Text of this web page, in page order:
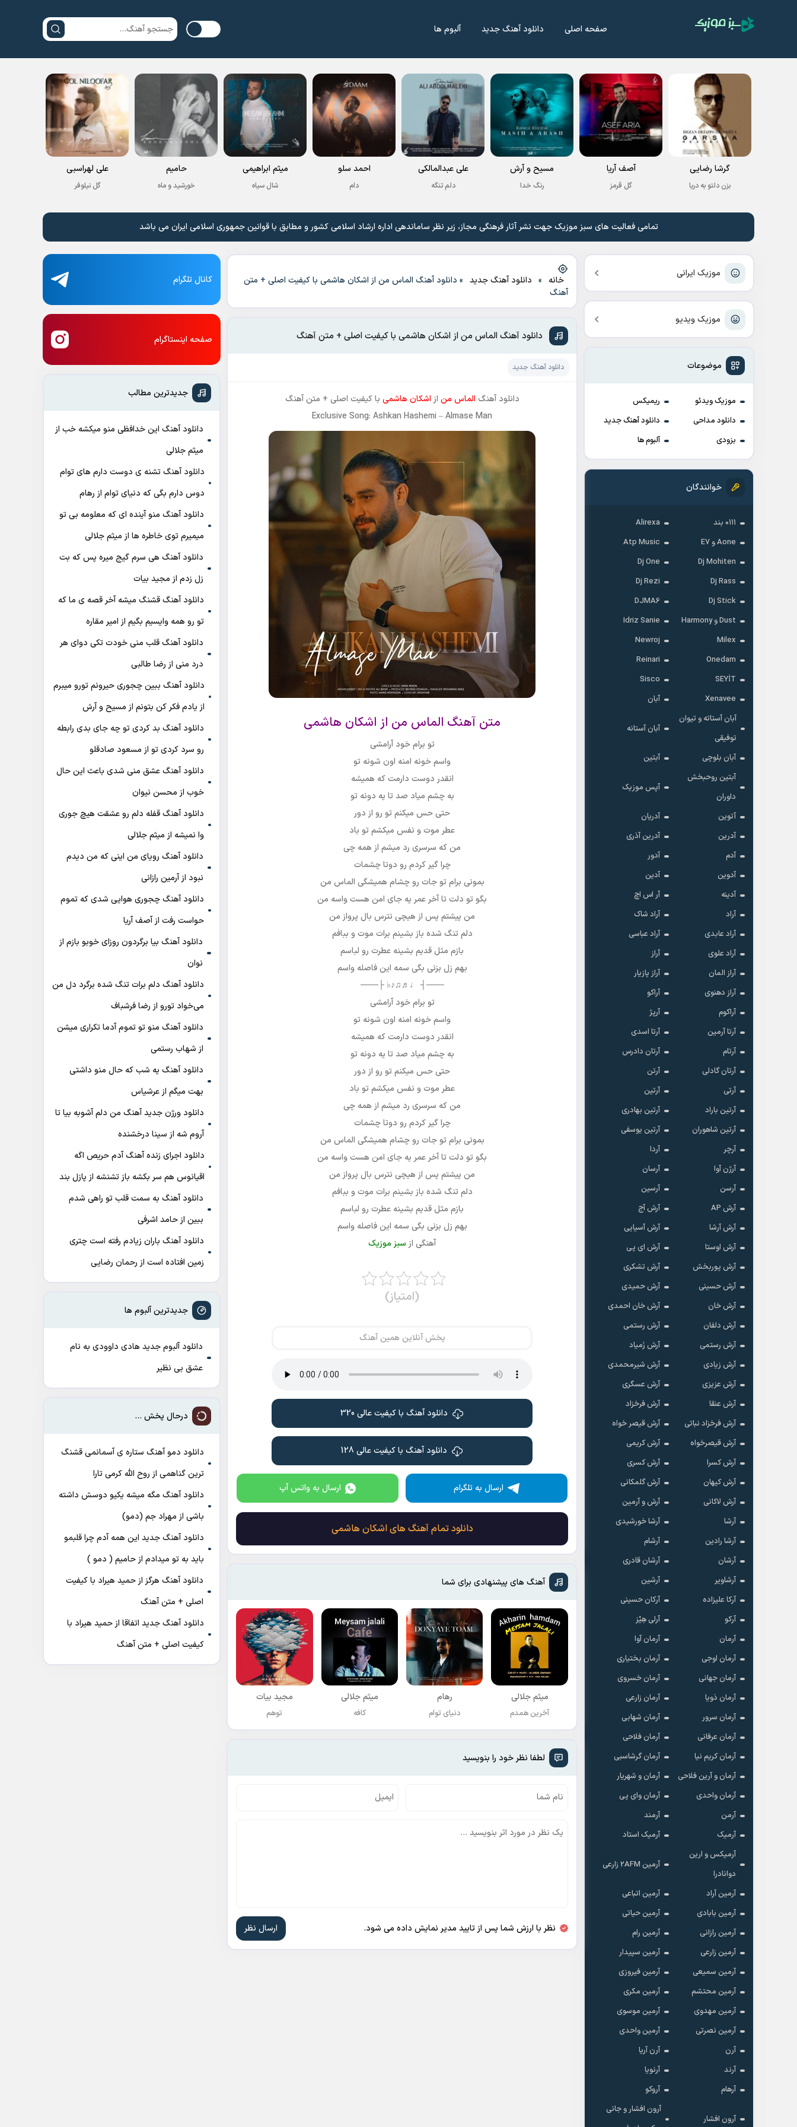
صفحه اصلی دانلود آهنگ جدید آلبوم ها
گرشا رضایی
بزن دلتو به دریا
آصف آریا
گل قرمز
مسیح و آرش
رنگ خدا
علی عبدالمالکی
دلم تنگه
احمد سلو
دام
میثم ابراهیمی
شال سیاه
حامیم
خورشید و ماه
علی لهراسبی
گل نیلوفر
تمامی فعالیت های سبز موزیک جهت نشر آثار فرهنگی مجاز، زیر نظر ساماندهی اداره ارشاد اسلامی کشور و مطابق با قوانین جمهوری اسلامی ایران می باشد
موزیک ایرانی
موزیک ویدیو
موضوعات
موزیک ویدئو
ریمیکس
دانلود مداحی
دانلود آهنگ جدید
بزودی
آلبوم ها
خوانندگان
۰۱۱۱ بند
Alirexa
Aone و E7
Atp Music
Dj Mohiten
Dj One
Dj Rass
Dj Rezi
Dj Stick
DJMA6
Dust و Harmony
Idriz Sanie
Milex
Newroj
Onedam
Reinari
SEYİT
Sisco
Xenavee
آبان
آبان آستاته و تیوان
توفیقی
آبان آستانه
آبان بلوچی
آبتین
آبتین روحبخش
داوران
آپس موزیک
آتوین
آدریان
آدرین
آدرین آذری
آدم
آدور
آدوین
آدین
آدینه
آر اس اچ
آراد
آراد شاک
آراد عابدی
آراد عباسی
آراد علوی
آراز
آراز المان
آراز پازیار
آراز دهنوی
آراکو
آراکوم
آرپژ
آرتا آرمین
آرتا اسدی
آرتام
آرتان دادرس
آرتان گادلی
آرتن
آرتی
آرتین
آرتین باراد
آرتین بهادری
آرتین شاهوران
آرتین یوسفی
آرچر
آردا
آرژن آوا
آرسان
آرسن
آرسین
آرش AP
آرش آج
آرش آرشا
آرش آسیایی
آرش اوستا
آرش ای پی
آرش پوربخش
آرش تشکری
آرش حسینی
آرش حمیدی
آرش خان
آرش خان احمدی
آرش دلفان
آرش رستمى
آرش رستمی
آرش زَمیاد
آرش زیادی
آرش شیرمحمدی
آرش عزیزی
آرش عسگری
آرش عنقا
آرش فرخزاد
آرش فرخزاد نباتی
آرش قیصر خواه
آرش قیصرخواه
آرش کریمی
آرش کسرا
آرش کسری
آرش کیهان
آرش گلمکانی
آرش لاکانی
آرش و آرمین
آرشا
آرشا خورشیدی
آرشا رادین
آرشام
آرشان
آرشان قادری
آرشاویر
آرشین
آرکا علیزاده
آرکان حسینی
آرکو
آرلی هِیْز
آرمان
آرمان آوا
آرمان اوجی
آرمان بختیاری
آرمان جهانی
آرمان خسروی
آرمان ذویا
آرمان زارعی
آرمان سرور
آرمان شهابی
آرمان عرفانی
آرمان فلاحی
آرمان کریم نیا
آرمان گرشاسبی
آرمان و آرین فلاحی
آرمان و شهریار
آرمان واحدی
آرمان وای پی
آرمن
آرمند
آرمیک
آرمیک استاد
آرمیکس و ارین
دوانادرا
آرمین 2AFM زارعی
آرمین آراد
آرمین اتباعی
آرمین بابادی
آرمین حیاتی
آرمین رازانی
آرمین رام
آرمین زارعی
آرمین سپیدار
آرمین سمیعی
آرمین فیروزی
آرمین محتشم
آرمین مکری
آرمین مهدوی
آرمین موسوی
آرمین نصرتی
آرمین واحدی
آرن
آرن آریا
آرند
آرنویا
آرهام
آروکو
آرون افشار
آرون افشار و جانی
خانه » دانلود آهنگ جدید » دانلود آهنگ الماس من از اشکان هاشمی با کیفیت اصلی + متن
آهنگ
دانلود آهنگ الماس من از اشکان هاشمی با کیفیت اصلی + متن آهنگ
دانلود آهنگ جدید
دانلود آهنگ الماس من از اشکان هاشمی با کیفیت اصلی + متن آهنگ
Exclusive Song: Ashkan Hashemi – Almase Man
متن آهنگ الماس من از اشکان هاشمی
تو برام خود آرامشی
واسم خونه امنه اون شونه تو
انقدر دوست دارمت که همیشه
به چشم میاد صد تا یه دونه تو
حتی حس میکنم تو رو از دور
عطر موت و نفس میکشم تو باد
من که سرسری رد میشم از همه چی
چرا گیر کردم رو دوتا چشمات
بمونی برام تو جات رو چشام همیشگی الماس من
بگو تو دلت تا آخر عمر یه جای امن هست واسه من
من پیشتم پس از هیچی نترس بال پرواز من
دلم تنگ شده باز بشینم برات موت و ببافم
بازم مثل قدیم بشینه عطرت رو لباسم
بهم زل بزنی بگی سمه این فاصله واسم
───┤ ♩♬♫♪♭ ├───
تو برام خود آرامشی
واسم خونه امنه اون شونه تو
انقدر دوست دارمت که همیشه
به چشم میاد صد تا یه دونه تو
حتی حس میکنم تو رو از دور
عطر موت و نفس میکشم تو باد
من که سرسری رد میشم از همه چی
چرا گیر کردم رو دوتا چشمات
بمونی برام تو جات رو چشام همیشگی الماس من
بگو تو دلت تا آخر عمر یه جای امن هست واسه من
من پیشتم پس از هیچی نترس بال پرواز من
دلم تنگ شده باز بشینم برات موت و ببافم
بازم مثل قدیم بشینه عطرت رو لباسم
بهم زل بزنی بگی سمه این فاصله واسم
آهنگی از سبز موزیک
(امتیاز)
پخش آنلاین همین آهنگ
دانلود آهنگ با کیفیت عالی 320
دانلود آهنگ با کیفیت عالی 128
ارسال به تلگرام ارسال به واتس آپ
دانلود تمام آهنگ های اشکان هاشمی
آهنگ های پیشنهادی برای شما
میثم جلالی
آخرین همدم
رهام
دنیای توام
میثم جلالی
کافه
مجید بیات
توهم
لطفا نظر خود را بنویسید
نظر با ارزش شما پس از تایید مدیر نمایش داده می شود.
کانال تلگرام
صفحه اینستاگرام
جدیدترین مطالب
دانلود آهنگ این خدافظی منو میکشه خب از
میثم جلالی
دانلود آهنگ تشنه ی دوست دارم های توام
دوس دارم بگی که دنیای توام از رهام
دانلود آهنگ منو آینده ای که معلومه بی تو
میمیرم توی خاطره ها از میثم جلالی
دانلود آهنگ هی سرم گیج میره‌ پس که بت
زل زدم از مجید بیات
دانلود آهنگ ﻗﺸﻨﮓ ﻣﻴﺸﻪ آﺧﺮ ﻗﺼﻪ ی ﻣﺎ ﻛﻪ
ﺗﻮ رو ﻫﻤﻪ واﻳﺴﻴﻢ ﺑﮕﻴﻢ از امیر مقاره
دانلود آهنگ قلب منی خودت تکی دوای هر
درد منی از رضا طالبی
دانلود آهنگ ببین چجوری حیرونم تورو میبرم
از یادم فکر کن بتونم از مسیح و آرش
دانلود آهنگ بد کردی تو چه جای بدی رابطه
رو سرد کردی تو از مسعود صادقلو
دانلود آهنگ عشق منی شدی باعث این حال
خوب از محسن نیوان
دانلود آهنگ قفله دلم رو عشقت هیچ جوری
وا نمیشه از میثم جلالی
دانلود آهنگ رویای من اینی که من دیدم
نبود از آرمین رازانی
دانلود آهنگ ﭼﺠﻮری ﻫﻮاﻳﻰ ﺷﺪی ﻛﻪ ﺗﻤﻮم
ﺣﻮاﺳﺖ رﻓﺖ از آصف آریا
دانلود آهنگ بیا برگردون روزای خوبو بازم از
نوان
دانلود آهنگ دلم برات تنگ شده برگرد دل من
می‌خواد تورو از رضا فرشباف
دانلود آهنگ منو تو تموم آدما تکراری میشن
از شهاب رستمی
دانلود آهنگ ﻳﻪ ﺷﺐ ﻛﻪ ﺣﺎل ﻣﻨﻮ داﺷﺘﻰ
ﺑﻬﺖ میگم از عرشیاس
دانلود ورژن جدید آهنگ من دلم آشوبه بیا تا
آروم شه از سینا درخشنده
دانلود اجرای زنده آهنگ آدم حریص اگه
اقیانوس هم سر بکشه باز تشنشه از پازل بند
دانلود آهنگ به سمت قلب تو راهی شدم
ببین از حامد اشرفی
دانلود آهنگ باران زیادم رفته است چتری
زمین افتاده است از رحمان رضایی
جدیدترین آلبوم ها
دانلود آلبوم جدید هادی داوودی به نام
عشق بی نظیر
درحال پخش ...
دانلود دمو آهنگ ﺳﺘﺎره ی آﺳﻤﺎﻧﻤﻰ ﻗﺸﻨﮓ
ﺗﺮﻳﻦ ﮔﻨﺎﻫﻤﻰ از روح الله کرمی تارا
دانلود آهنگ مگه میشه یکیو دوسش داشته
باشی از مهراد جم (دمو)
دانلود آهنگ جدید این همه آدم چرا قلبمو
باید به تو میدادم از حامیم ( دمو )
دانلود آهنگ هرگز از حمید هیراد با کیفیت
اصلی + متن آهنگ
دانلود آهنگ جدید اتفاقا از حمید هیراد با
کیفیت اصلی + متن آهنگ